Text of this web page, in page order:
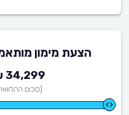
הצעת מימון
34,299 ₪
(סכום